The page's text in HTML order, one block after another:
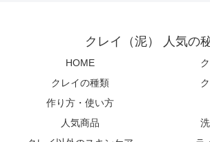
クレイ（泥） 人気の
HOME
クレイの種類
作り方・使い方
人気商品